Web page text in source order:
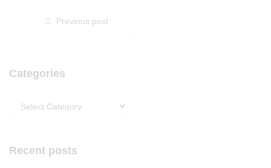
Previous post
Categories
Recent posts